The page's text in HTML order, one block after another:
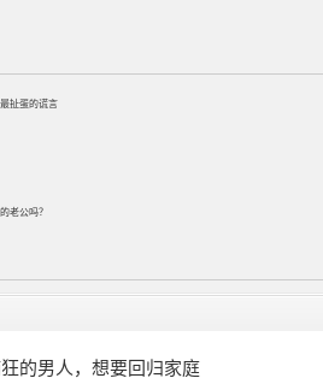
扯蛋的谎言
老公吗？